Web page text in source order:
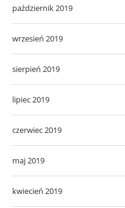
październik 2019
wrzesień 2019
sierpień 2019
lipiec 2019
czerwiec 2019
maj 2019
kwiecień 2019